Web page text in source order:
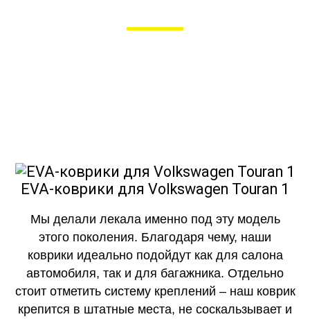
EVA-коврики для Volkswagen Touran 1
Мы делали лекала именно под эту модель
этого поколения. Благодаря чему, наши
коврики идеально подойдут как для салона
автомобиля, так и для багажника. Отдельно
стоит отметить систему креплений – наш коврик
крепится в штатные места, не соскальзывает и